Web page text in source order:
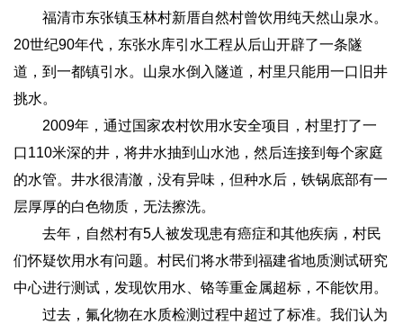
福清市东张镇玉林村新厝自然村曾饮用纯天然山泉水。
20世纪90年代，东张水库引水工程从后山开辟了一条隧
道，到一都镇引水。山泉水倒入隧道，村里只能用一口旧井
挑水。
2009年，通过国家农村饮用水安全项目，村里打了一
口110米深的井，将井水抽到山水池，然后连接到每个家庭
的水管。井水很清澈，没有异味，但种水后，铁锅底部有一
层厚厚的白色物质，无法擦洗。
去年，自然村有5人被发现患有癌症和其他疾病，村民
们怀疑饮用水有问题。村民们将水带到福建省地质测试研究
中心进行测试，发现饮用水、铬等重金属超标，不能饮用。
过去，氟化物在水质检测过程中超过了标准。我们认为